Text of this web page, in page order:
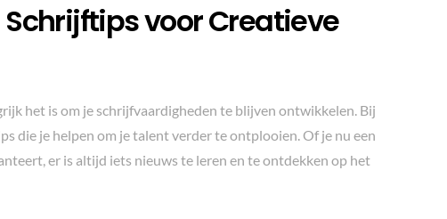
voor Creatieve
het is om je schrijfvaardigheden te blijven ontwikkelen. Bij
die je helpen om je talent verder te ontplooien. Of je nu een
er is altijd iets nieuws te leren en te ontdekken op het